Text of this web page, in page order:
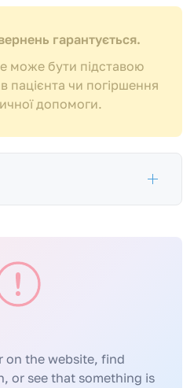
гарантується.
може бути підставою
чи погіршення
допомоги.
on the website, find
or see that something is